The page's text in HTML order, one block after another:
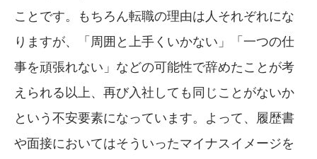
ことです。もちろん転職の理由は人それぞれにな
りますが、「周囲と上手くいかない」「一つの仕
事を頑張れない」などの可能性で辞めたことが考
えられる以上、再び入社しても同じことがないか
という不安要素になっています。よって、履歴書
や面接においてはそういったマイナスイメージを